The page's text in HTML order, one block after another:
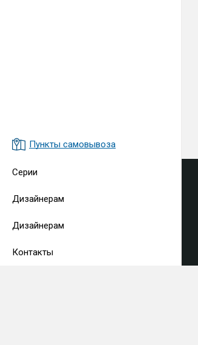
Пункты самовывоза
Серии
Дизайнерам
Дизайнерам
Контакты